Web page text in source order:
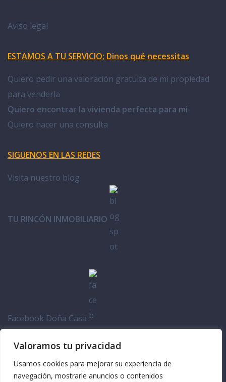
Valoramos tu privacidad
Usamos cookies para mejorar su experiencia de
navegación, mostrarle anuncios o contenidos
Aviso legal
ESTAMOS A TU SERVICIO; Dinos qué necessitas
Quiero pedir una valoración gratuita de mi propiedad
para venderla
Quiero encontrar la vivienda perfecta para mi
Quiero hacer una consulta
SIGUENOS EN LAS REDES
Visita nuestro blog
TU RINCÓN INMOBILIARIO
Facebook Doña Casa